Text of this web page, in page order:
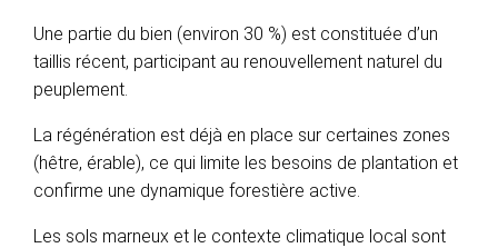
Une partie du bien (environ 30 %) est constituée d’un
taillis récent, participant au renouvellement naturel du
peuplement.
La régénération est déjà en place sur certaines zones
(hêtre, érable), ce qui limite les besoins de plantation et
confirme une dynamique forestière active.
Les sols marneux et le contexte climatique local sont